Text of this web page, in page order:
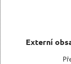
Externí